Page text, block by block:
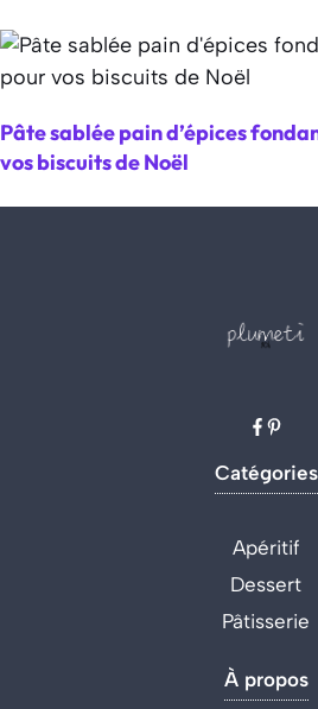
Pâte sablée pain d’épices
vos biscuits de Noël
Catégories
Apéritif
Dessert
Pâtisserie
À propos